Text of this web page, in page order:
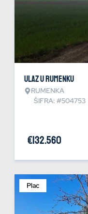
Ulaz u Rumenku
RUMENKA
ŠIFRA: #504753
€132.560
Plac